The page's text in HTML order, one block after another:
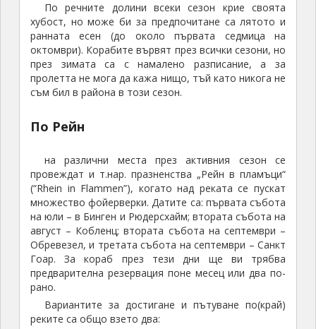
По речните долини всеки сезон крие своята
хубост, но може би за предпочитане са лятото и
ранната есен (до около първата седмица на
октомври). Корабите вървят през всички сезони, но
през зимата са с намалено разписание, а за
пролетта не мога да кажа нищо, тъй като никога не
съм бил в района в този сезон.
По Рейн
на различни места през активния сезон се
провеждат и т.нар. празненства „Рейн в пламъци“
(“Rhein in Flammen”), когато над реката се пускат
множество фойерверки. Датите са: първата събота
на юли – в Бинген и Рюдерсхайм; втората събота на
август – Кобленц; втората събота на септември –
Обревезел, и третата събота на септември – Санкт
Гоар. За кораб през тези дни ще ви трябва
предварителна резервация поне месец или два по-
рано.
Вариантите за достигане и пътуване по(край)
реките са общо взето два: